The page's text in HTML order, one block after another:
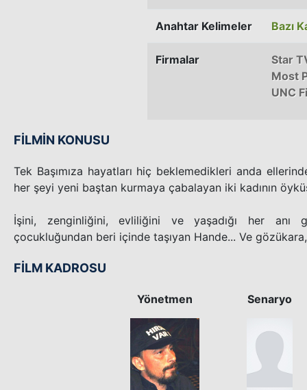
Anahtar Kelimeler Bazı
Firmalar
Star
Most
UNC
FİLMİN KONUSU
Tek Başımıza hayatları hiç beklemedikleri anda
her şeyi yeni baştan kurmaya çabalayan iki kadının
İşini, zenginliğini, evliliğini ve yaşadığı her anı
çocukluğundan beri içinde taşıyan Hande... Ve
FİLM KADROSU
Yönetmen Senaryo